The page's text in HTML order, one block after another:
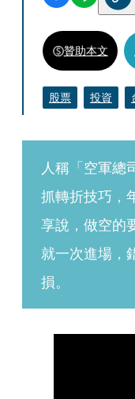
贊助本文
股票 投資
人稱「空軍總
抓轉折技巧，
享說，做空的
就一次進場，
損。